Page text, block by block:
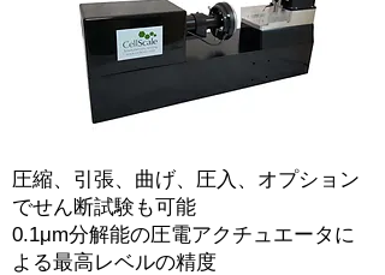
圧縮、引張、曲げ、圧入、オプション
でせん断試験も可能
0.1μm分解能の圧電アクチュエータに
よる最高レベルの精度